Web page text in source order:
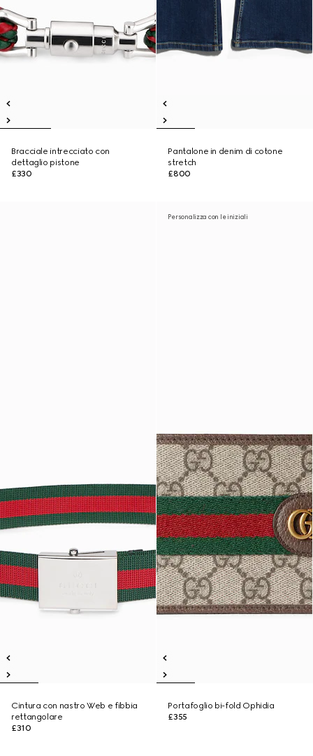
Bracciale intrecciato con
dettaglio pistone
£330
Pantalone in denim di cotone
stretch
£800
Cintura con nastro Web e fibbia
rettangolare
£310
Personalizza con le iniziali
Portafoglio bi-fold Ophidia
£355